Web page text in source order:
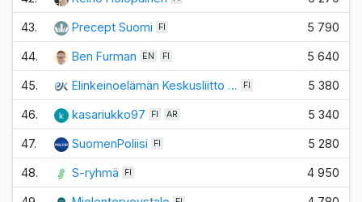
43. Precept Suomi FI 5 790
44. Ben Furman EN FI 5 640
45. Elinkeinoelämän Keskusliitto … FI 5 380
46. kasariukko97 FI AR 5 340
47. SuomenPoliisi FI 5 280
48. S-ryhmä FI 4 950